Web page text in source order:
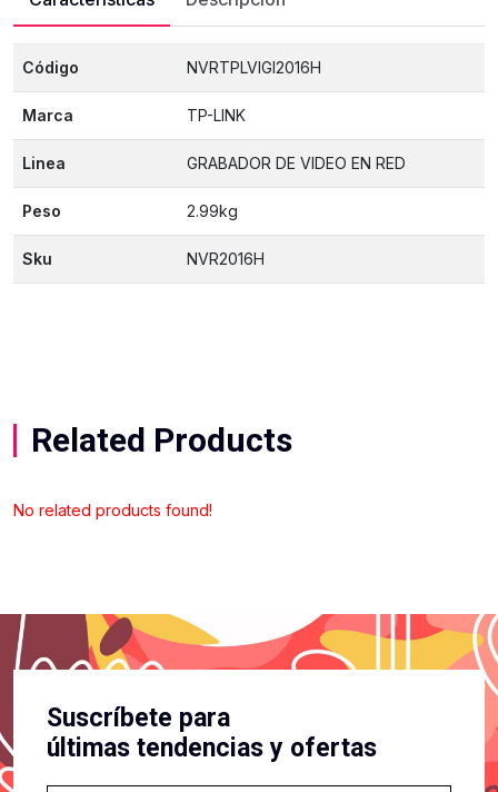
Código NVRTPLVIGI2016H
Marca TP-LINK
Linea GRABADOR DE VIDEO EN RED
Peso 2.99kg
Sku NVR2016H
Related Products
No related products found!
Suscríbete para
últimas tendencias y ofertas